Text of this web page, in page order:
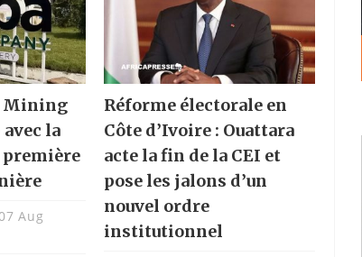
Mining
la
première
Aug
Réforme électorale en
Côte d’Ivoire : Ouattara
acte la fin de la CEI et
pose les jalons d’un
nouvel ordre
institutionnel